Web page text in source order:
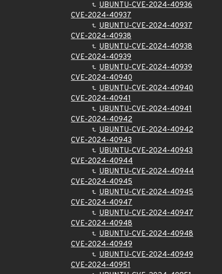
UBUNTU-CVE-2024-40936
CVE-2024-40937
UBUNTU-CVE-2024-40937
CVE-2024-40938
UBUNTU-CVE-2024-40938
CVE-2024-40939
UBUNTU-CVE-2024-40939
CVE-2024-40940
UBUNTU-CVE-2024-40940
CVE-2024-40941
UBUNTU-CVE-2024-40941
CVE-2024-40942
UBUNTU-CVE-2024-40942
CVE-2024-40943
UBUNTU-CVE-2024-40943
CVE-2024-40944
UBUNTU-CVE-2024-40944
CVE-2024-40945
UBUNTU-CVE-2024-40945
CVE-2024-40947
UBUNTU-CVE-2024-40947
CVE-2024-40948
UBUNTU-CVE-2024-40948
CVE-2024-40949
UBUNTU-CVE-2024-40949
CVE-2024-40951